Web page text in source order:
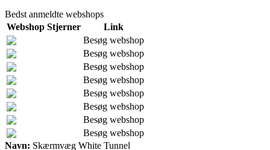
Bedst anmeldte webshops
Webshop Stjerner
Link
Besøg webshop
Besøg webshop
Besøg webshop
Besøg webshop
Besøg webshop
Besøg webshop
Besøg webshop
Besøg webshop
Navn: Skærmvæg White Tunnel